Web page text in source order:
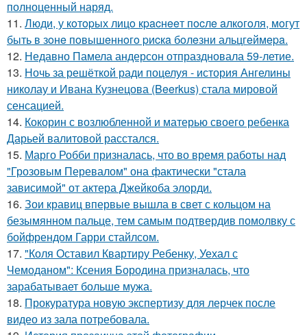
полноценный наряд.
11. Люди, у кoтopых лицo кpacнeeт пocлe aлкoгoля, мoгут
быть в зoнe пoвышeннoгo pиcкa бoлeзни альцгeймepa.
12. Недавно Памела андерсон отпраздновала 59-летие.
13. Ночь за решёткой ради поцелуя - история Ангелины
николау и Ивана Кузнецова (Beerkus) стала мировой
сенсацией.
14. Кокорин с возлюбленной и матерью своего ребенка
Дарьей валитовой расстался.
15. Марго Робби призналась, что во время работы над
"Грозовым Перевалом" она фактически "стала
зависимой" от актера Джейкоба элорди.
16. Зои кравиц впервые вышла в свет с кольцом на
безымянном пальце, тем самым подтвердив помолвку с
бойфрендом Гарри стайлсом.
17. "Коля Оставил Квартиру Ребенку, Уехал с
Чемоданом": Ксения Бородина призналась, что
зарабатывает больше мужа.
18. Прокуратура новую экспертизу для лерчек после
видео из зала потребовала.